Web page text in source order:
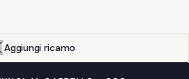
Aggiungi ricamo